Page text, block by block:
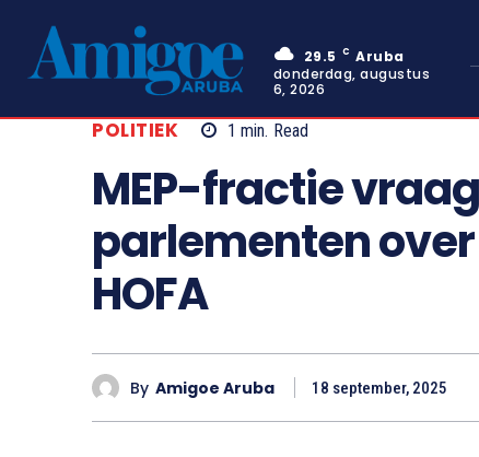
29.5 C Aruba
donderdag, augustus
6, 2026
POLITIEK 1 min. Read
MEP-fractie
parlementen
HOFA
By Amigoe Aruba 18 september, 2025